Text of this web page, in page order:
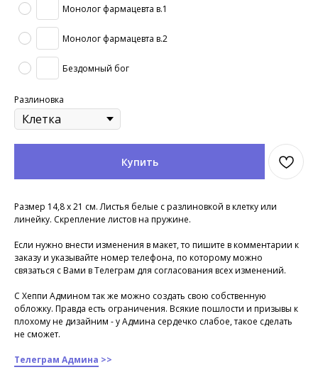
Монолог фармацевта в.1
Монолог фармацевта в.2
Бездомный бог
Разлиновка
Купить
Размер 14,8 х 21 см. Листья белые с разлиновкой в клетку или
линейку. Скрепление листов на пружине.
Если нужно внести изменения в макет, то пишите в комментарии к
заказу и указывайте номер телефона, по которому можно
связаться с Вами в Телеграм для согласования всех изменений.
С Хеппи Админом так же можно создать свою собственную
обложку. Правда есть ограничения. Всякие пошлости и призывы к
плохому не дизайним - у Админа сердечко слабое, такое сделать
не сможет.
Телеграм Админа >>